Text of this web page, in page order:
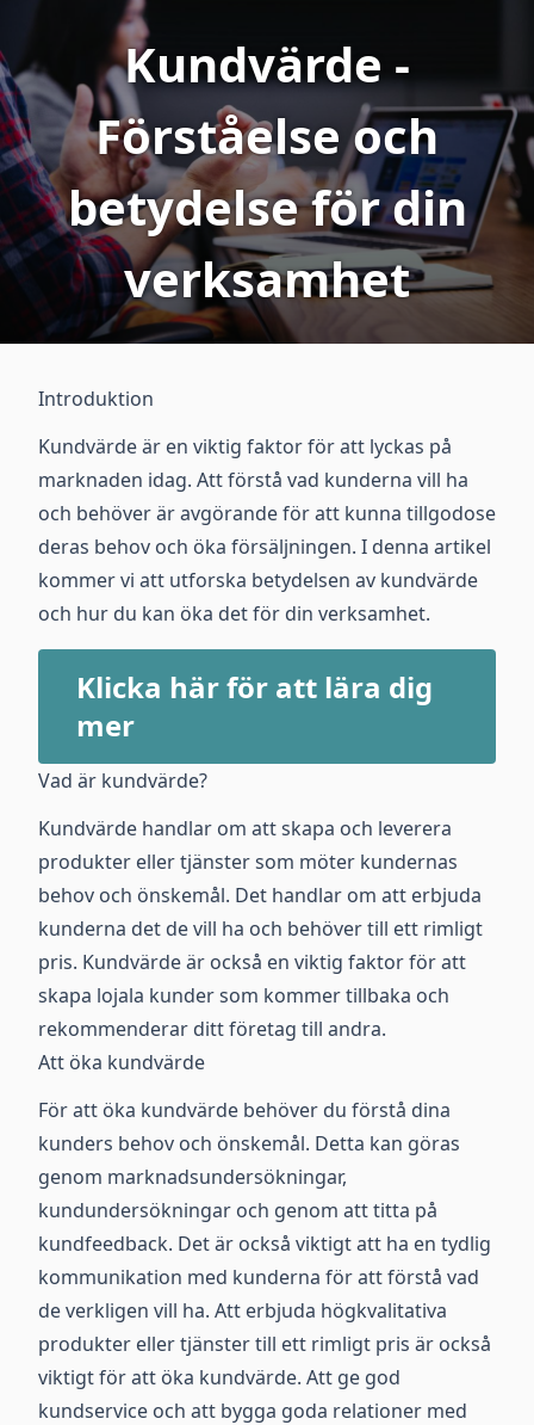
Kundvärde -
Förståelse och
betydelse för din
verksamhet
Introduktion
Kundvärde är en viktig faktor för att lyckas på
marknaden idag. Att förstå vad kunderna vill ha
och behöver är avgörande för att kunna tillgodose
deras behov och öka försäljningen. I denna artikel
kommer vi att utforska betydelsen av kundvärde
och hur du kan öka det för din verksamhet.
Klicka här för att lära dig
mer
Vad är kundvärde?
Kundvärde handlar om att skapa och leverera
produkter eller tjänster som möter kundernas
behov och önskemål. Det handlar om att erbjuda
kunderna det de vill ha och behöver till ett rimligt
pris. Kundvärde är också en viktig faktor för att
skapa lojala kunder som kommer tillbaka och
rekommenderar ditt företag till andra.
Att öka kundvärde
För att öka kundvärde behöver du förstå dina
kunders behov och önskemål. Detta kan göras
genom marknadsundersökningar,
kundundersökningar och genom att titta på
kundfeedback. Det är också viktigt att ha en tydlig
kommunikation med kunderna för att förstå vad
de verkligen vill ha. Att erbjuda högkvalitativa
produkter eller tjänster till ett rimligt pris är också
viktigt för att öka kundvärde. Att ge god
kundservice och att bygga goda relationer med